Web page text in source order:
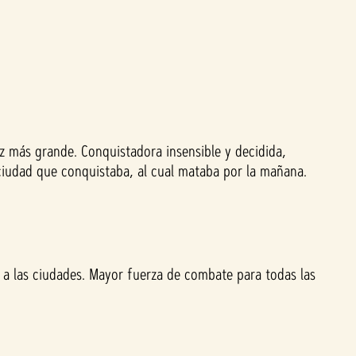
grande. Conquistadora insensible y decidida,
que conquistaba, al cual mataba por la mañana.
las ciudades. Mayor fuerza de combate para todas las